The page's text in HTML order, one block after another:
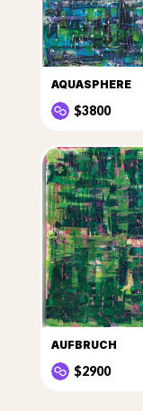
AQUASPHERE
$3800
AUFBRUCH
$2900